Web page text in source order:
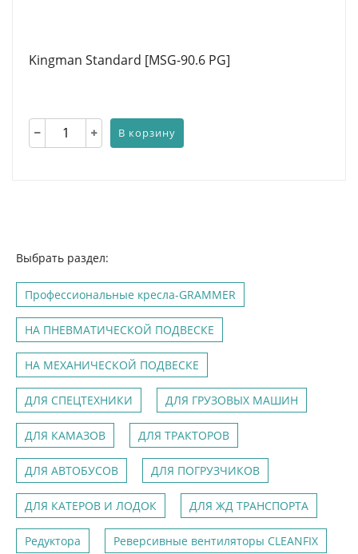
Kingman Standard [MSG-90.6 PG]
В корзину
Выбрать раздел:
Профессиональные кресла-GRAMMER
НА ПНЕВМАТИЧЕСКОЙ ПОДВЕСКЕ
НА МЕХАНИЧЕСКОЙ ПОДВЕСКЕ
ДЛЯ СПЕЦТЕХНИКИ ДЛЯ ГРУЗОВЫХ МАШИН
ДЛЯ КАМАЗОВ ДЛЯ ТРАКТОРОВ
ДЛЯ АВТОБУСОВ ДЛЯ ПОГРУЗЧИКОВ
ДЛЯ КАТЕРОВ И ЛОДОК ДЛЯ ЖД ТРАНСПОРТА
Редуктора Реверсивные вентиляторы CLEANFIX